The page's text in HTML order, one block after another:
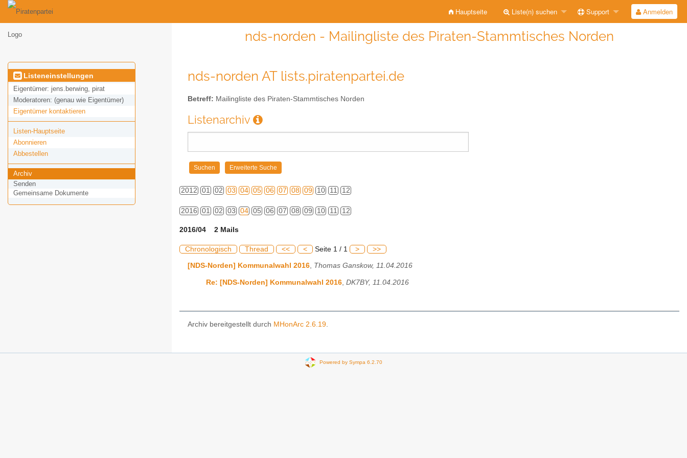
Hauptseite Liste(n) suchen Support Anmelden
nds-norden - Mailingliste des Piraten-Stammtisches Norden
Listeneinstellungen
Eigentümer: jens.berwing, pirat
Moderatoren: (genau wie Eigentümer)
Eigentümer kontaktieren
Listen-Hauptseite
Abonnieren
Abbestellen
Archiv
Senden
Gemeinsame Dokumente
nds-norden AT lists.piratenpartei.de
Betreff: Mailingliste des Piraten-Stammtisches Norden
Listenarchiv
2012 01 02 03 04 05 06 07 08 09 10 11 12
2016 01 02 03 04 05 06 07 08 09 10 11 12
2016/04 2 Mails
Chronologisch Thread << < Seite 1 / 1 > >>
[NDS-Norden] Kommunalwahl 2016, Thomas Ganskow, 11.04.2016
Re: [NDS-Norden] Kommunalwahl 2016 DK7BY, 11.04.2016
Archiv bereitgestellt durch MHonArc 2.6.19
Powered by Sympa 6.2.70